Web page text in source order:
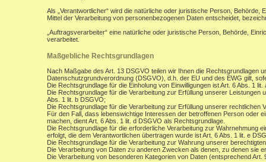
Als „Verantwortlicher“ wird die natürliche oder juristische Person,
Mittel der Verarbeitung von personenbezogenen Daten entscheidet,
„Auftragsverarbeiter“ eine natürliche oder juristische Person, Behörde,
verarbeitet.
Maßgebliche Rechtsgrundlagen
Nach Maßgabe des Art. 13 DSGVO teilen wir Ihnen die
Datenschutzgrundverordnung (DSGVO), d.h. der EU und des EWG gilt,
Die Rechtsgrundlage für die Einholung von Einwilligungen ist Art. 6 Abs. 1
Die Rechtsgrundlage für die Verarbeitung zur Erfüllung unserer
Abs. 1 lit. b DSGVO;
Die Rechtsgrundlage für die Verarbeitung zur Erfüllung unserer rechtlichen
Für den Fall, dass lebenswichtige Interessen der betroffenen Person oder
machen, dient Art. 6 Abs. 1 lit. d DSGVO als Rechtsgrundlage.
Die Rechtsgrundlage für die erforderliche Verarbeitung zur Wahrnehmung
erfolgt, die dem Verantwortlichen übertragen wurde ist Art. 6 Abs. 1 lit. e
Die Rechtsgrundlage für die Verarbeitung zur Wahrung unserer
Die Verarbeitung von Daten zu anderen Zwecken als denen, zu denen sie
Die Verarbeitung von besonderen Kategorien von Daten (entsprechend